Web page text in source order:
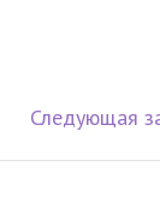
Следующая